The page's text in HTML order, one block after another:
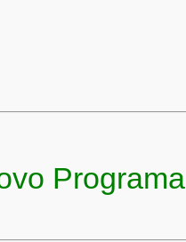
Programa